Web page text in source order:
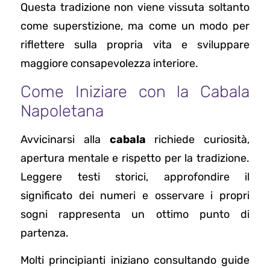
Questa tradizione non viene vissuta soltanto
come superstizione, ma come un modo per
riflettere sulla propria vita e sviluppare
maggiore consapevolezza interiore.
Come Iniziare con la Cabala
Napoletana
Avvicinarsi alla cabala richiede curiosità,
apertura mentale e rispetto per la tradizione.
Leggere testi storici, approfondire il
significato dei numeri e osservare i propri
sogni rappresenta un ottimo punto di
partenza.
Molti principianti iniziano consultando guide